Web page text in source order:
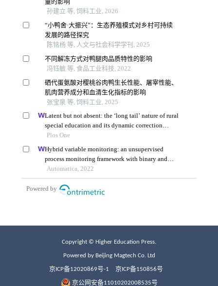
Copyright © Higher Education Press.
Powered by Beijing Magtech Co. Ltd
京ICP备12020869号-1 京ICP备150856号
京公网安备11010202008535号